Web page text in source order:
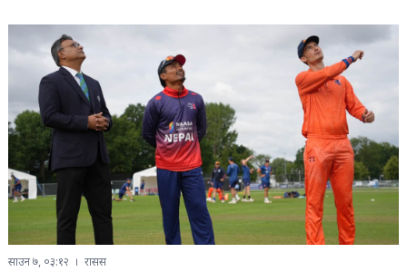
साउन ७, ०३:१२ रासस